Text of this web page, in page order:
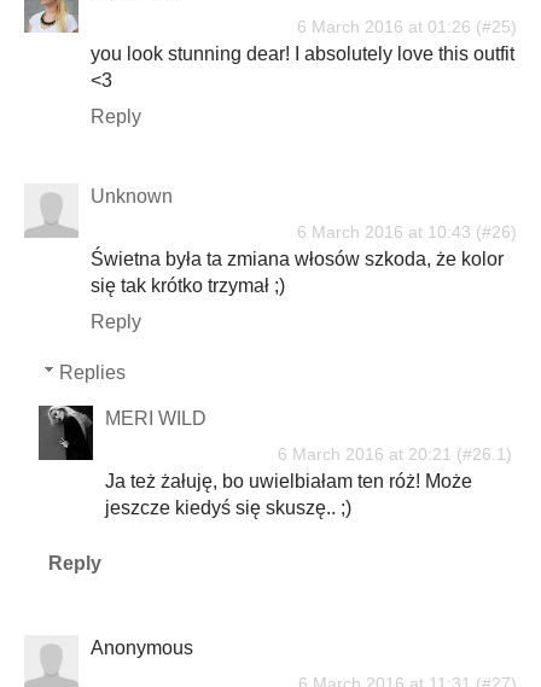
6 March 2016 at 01:26
you look stunning dear! I absolutely love this outfit
<3
Reply
Unknown
6 March 2016 at 10:43
Świetna była ta zmiana włosów szkoda, że kolor
się tak krótko trzymał ;)
Reply
Replies
MERI WILD
6 March 2016 at 20:21
Ja też żałuję, bo uwielbiałam ten róż! Może
jeszcze kiedyś się skuszę.. ;)
Reply
Anonymous